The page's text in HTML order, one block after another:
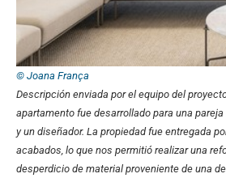
© Joana França
Descripción enviada por el equipo del
apartamento fue desarrollado para una
y un diseñador. La propiedad fue entregada
acabados, lo que nos permitió realizar una
desperdicio de material proveniente de una